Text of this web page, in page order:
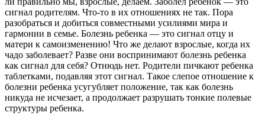
сигнал родителям. Что-то в их отношениях не так. Пора
разобраться и добиться совместными усилиями мира и
гармонии в семье. Болезнь ребенка — это сигнал отцу и
матери к самоизменению! Что же делают взрослые, когда их
чадо заболевает? Разве они воспринимают болезнь ребенка
как сигнал для себя? Отнюдь нет. Родители пичкают ребенка
таблетками, подавляя этот сигнал. Такое слепое отношение к
болезни ребенка усугубляет положение, так как болезнь
никуда не исчезает, а продолжает разрушать тонкие полевые
структуры ребенка.